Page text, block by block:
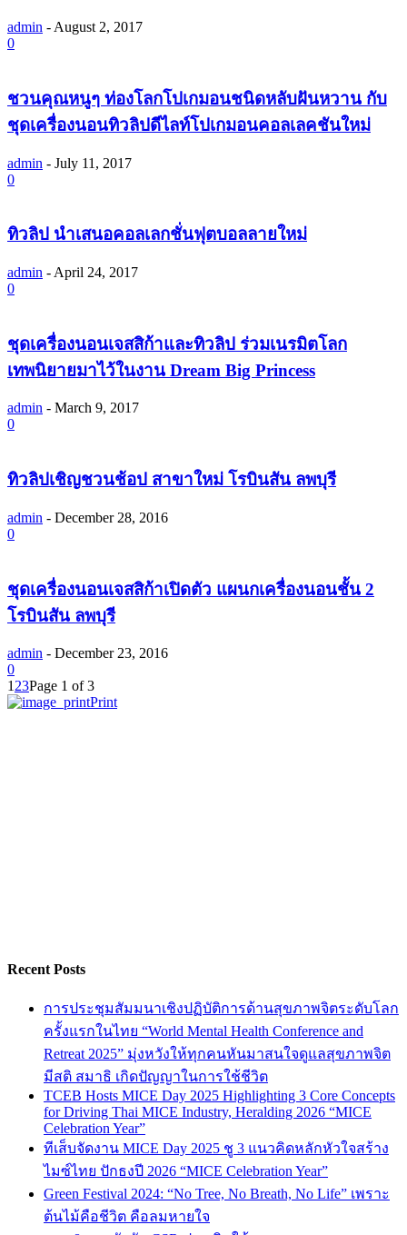
admin - August 2, 2017
0
ชวนคุณหนูๆ ท่องโลกโปเกมอนชนิดหลับฝันหวาน กับ
ชุดเครื่องนอนทิวลิปดีไลท์โปเกมอนคอลเลคชันใหม่
admin - July 11, 2017
0
ทิวลิป นำเสนอคอลเลกชั่นฟุตบอลลายใหม่
admin - April 24, 2017
0
ชุดเครื่องนอนเจสสิก้าและทิวลิป ร่วมเนรมิตโลก
เทพนิยายมาไว้ในงาน Dream Big Princess
admin - March 9, 2017
0
ทิวลิปเชิญชวนช้อป สาขาใหม่ โรบินสัน ลพบุรี
admin - December 28, 2016
0
ชุดเครื่องนอนเจสสิก้าเปิดตัว แผนกเครื่องนอนชั้น 2
โรบินสัน ลพบุรี
admin - December 23, 2016
0
1 23Page 1 of 3
Print
Recent Posts
การประชุมสัมมนาเชิงปฏิบัติการด้านสุขภาพจิตระดับโลก
ครั้งแรกในไทย “World Mental Health Conference and
Retreat 2025” มุ่งหวังให้ทุกคนหันมาสนใจดูแลสุขภาพจิต
มีสติ สมาธิ เกิดปัญญาในการใช้ชีวิต
TCEB Hosts MICE Day 2025 Highlighting 3 Core Concepts
for Driving Thai MICE Industry, Heralding 2026 “MICE
Celebration Year”
ทีเส็บจัดงาน MICE Day 2025 ชู 3 แนวคิดหลักหัวใจสร้าง
ไมซ์ไทย ปักธงปี 2026 “MICE Celebration Year”
Green Festival 2024: “No Tree, No Breath, No Life” เพราะ
ต้นไม้คือชีวิต คือลมหายใจ